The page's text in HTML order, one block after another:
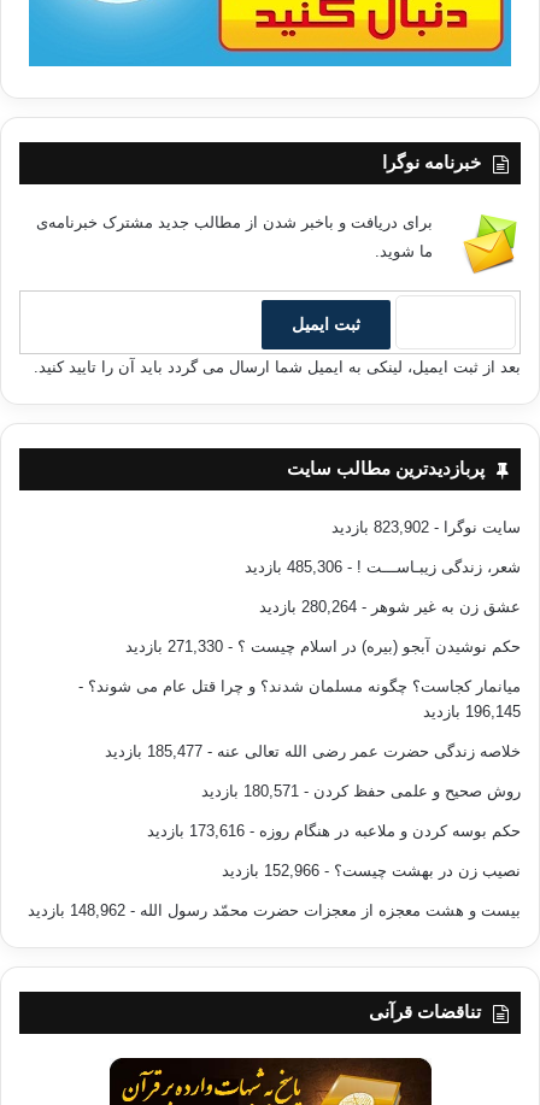
منبع: نویه تسورشر تسایتونگ (سوییس)
ˈعبدالفتاح السیسیˈنامزد انتخابات ریاست جمهوری مصر
اخوان المسلمین مصر
خبرنامه نوگرا
برای دریافت و باخبر شدن از مطالب جدید مشترک خبرنامه‌ی
ما شوید.
بعد از ثبت ایمیل، لینکی به ایمیل شما ارسال می گردد باید آن را تایید کنید.
پربازدیدترین مطالب سایت
سایت نوگرا - 823,902 بازدید
شعر، زندگی زیبـاســـت ! - 485,306 بازدید
عشق زن به غیر شوهر - 280,264 بازدید
حکم نوشیدن آبجو (بیره) در اسلام چیست ؟ - 271,330 بازدید
میانمار کجاست؟ چگونه مسلمان شدند؟ و چرا قتل عام می شوند؟ -
196,145 بازدید
خلاصه زندگی حضرت عمر رضی الله تعالی عنه - 185,477 بازدید
روش صحیح و علمی حفظ کردن - 180,571 بازدید
حکم بوسه کردن و ملاعبه در هنگام روزه - 173,616 بازدید
نصیب زن در بهشت چیست؟ - 152,966 بازدید
بیست و هشت معجزه از معجزات حضرت محمّد رسول الله - 148,962 بازدید
تناقضات قرآنی